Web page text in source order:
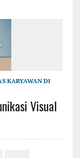
KARYAWAN DI
Visual